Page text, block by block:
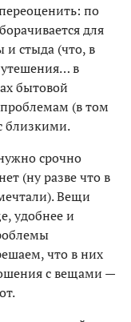
по
для
стыда (что, в
утешения… в
бытовой
(в том
близкими.
срочно
(ну разве что в
Вещи
удобнее и
что в них
с вещами —